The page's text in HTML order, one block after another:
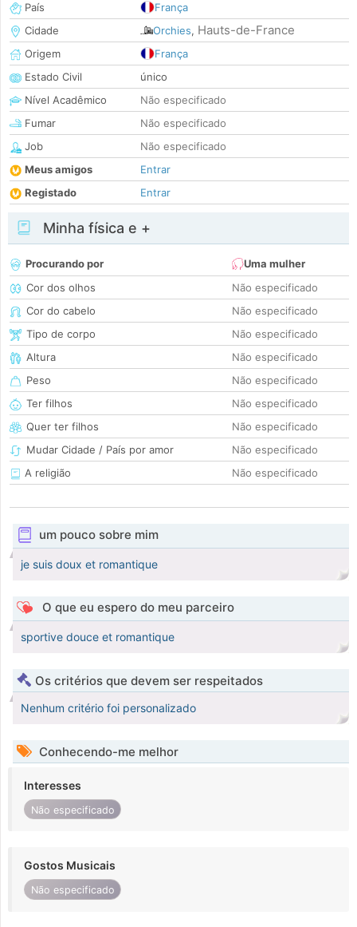
País
França
Cidade
Orchies, Hauts-de-France
Origem
França
Estado Civil
único
Nível Acadêmico
Não especificado
Fumar
Não especificado
Job
Não especificado
Meus amigos
Entrar
Registado
Entrar
Minha física e +
Procurando por
Uma mulher
Cor dos olhos
Não especificado
Cor do cabelo
Não especificado
Tipo de corpo
Não especificado
Altura
Não especificado
Peso
Não especificado
Ter filhos
Não especificado
Quer ter filhos
Não especificado
Mudar Cidade / País por amor
Não especificado
A religião
Não especificado
um pouco sobre mim
je suis doux et romantique
O que eu espero do meu parceiro
sportive douce et romantique
Os critérios que devem ser respeitados
Nenhum critério foi personalizado
Conhecendo-me melhor
Interesses
Não especificado
Gostos Musicais
Não especificado